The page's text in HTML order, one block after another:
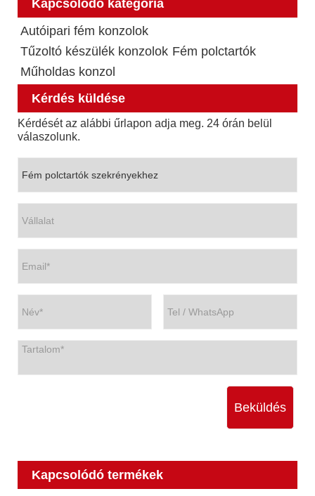
Kapcsolódó kategória
Autóipari fém konzolok
Tűzoltó készülék konzolok Fém polctartók
Műholdas konzol
Kérdés küldése
Kérdését az alábbi űrlapon adja meg. 24 órán belül
válaszolunk.
Beküldés
Kapcsolódó termékek